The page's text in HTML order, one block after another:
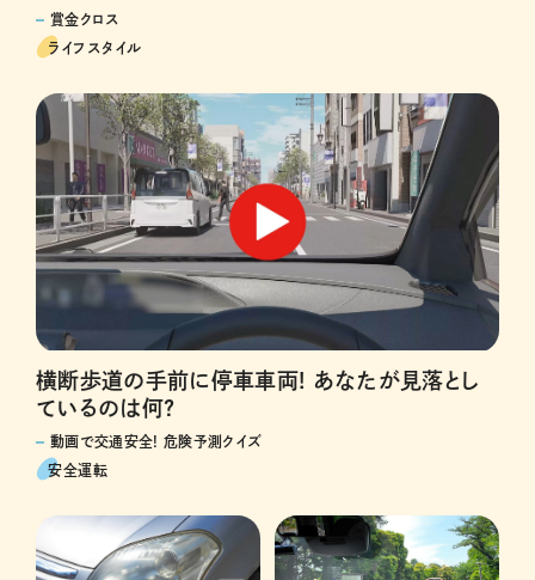
賞金クロス
ライフスタイル
横断歩道の手前に停車車両! あなたが見落とし
ているのは何?
動画で交通安全! 危険予測クイズ
安全運転